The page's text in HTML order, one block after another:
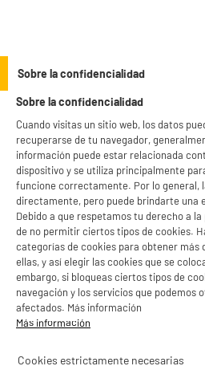
Clase A 29dB Inox
Sobre la confidencialidad
Sobre la confidencialidad
Cuando visitas un sitio web, los datos
recuperarse de tu navegador,
información puede estar relacionada
dispositivo y se utiliza principalmente
funcione correctamente. Por lo general,
directamente, pero puede brindarte una
Debido a que respetamos tu derecho a
de no permitir ciertos tipos de cookies.
categorías de cookies para obtener más
ellas, y así elegir las cookies que se
embargo, si bloqueas ciertos tipos de
navegación y los servicios que podemos
afectados. Más información
Más información
Cookies estrictamente necesarias